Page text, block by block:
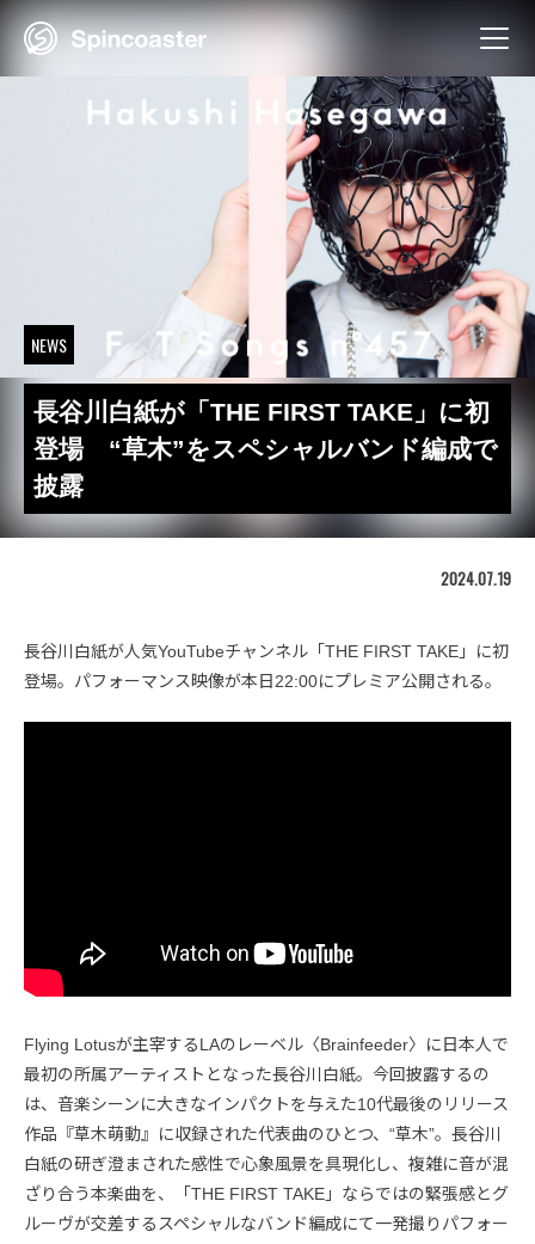
Skip
NEWS
長谷川白紙が「THE FIRST TAKE」に初
登場 “草木”をスペシャルバンド編成で
披露
2024.07.19
長谷川白紙が人気YouTubeチャンネル「THE FIRST TAKE」に初
登場。パフォーマンス映像が本日22:00にプレミア公開される。
Flying Lotusが主宰するLAのレーベル〈Brainfeeder〉に日本人で
最初の所属アーティストとなった長谷川白紙。今回披露するの
は、音楽シーンに大きなインパクトを与えた10代最後のリリース
作品『草木萌動』に収録された代表曲のひとつ、“草木”。長谷川
白紙の研ぎ澄まされた感性で心象風景を具現化し、複雑に音が混
ざり合う本楽曲を、「THE FIRST TAKE」ならではの緊張感とグ
ルーヴが交差するスペシャルなバンド編成にて一発撮りパフォー